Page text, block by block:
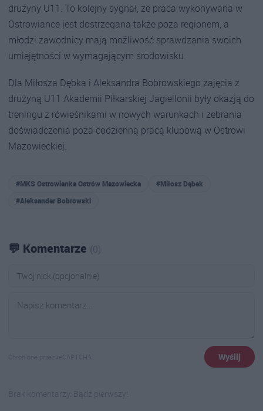
drużyny U11. To kolejny sygnał, że praca wykonywana w
Ostrowiance jest dostrzegana także poza regionem, a
młodzi zawodnicy mają możliwość sprawdzania swoich
umiejętności w wymagającym środowisku.
Dla Miłosza Dębka i Aleksandra Bobrowskiego zajęcia z
drużyną U11 Akademii Piłkarskiej Jagiellonii były okazją do
treningu z rówieśnikami w nowych warunkach i zebrania
doświadczenia poza codzienną pracą klubową w Ostrowi
Mazowieckiej.
#MKS Ostrowianka Ostrów Mazowiecka
#Miłosz Dębek
#Aleksander Bobrowski
💬 Komentarze (0)
Chronione przez reCAPTCHA Wyślij
Brak komentarzy. Bądź pierwszy!